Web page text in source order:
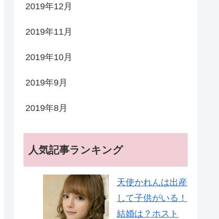
2019年12月
2019年11月
2019年10月
2019年9月
2019年8月
人気記事ランキング
天使かれんは出産
して子供がいる！
結婚は？ホスト